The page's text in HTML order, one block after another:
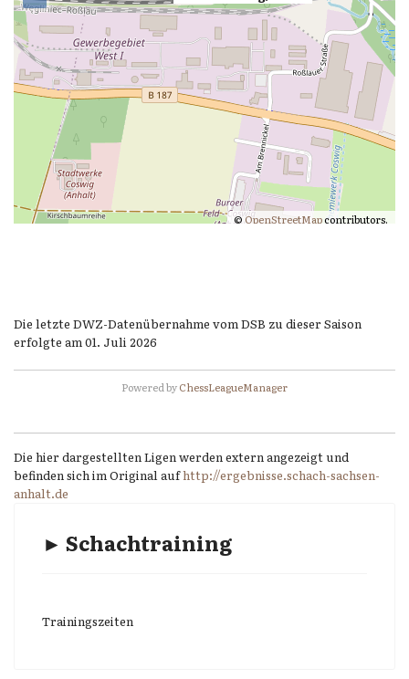
©OpenStreetMapcontributors.
Die letzte DWZ-Datenübernahme vom DSB zu dieser Saison
erfolgte am 01. Juli 2026
Powered byChessLeagueManager
Die hier dargestellten Ligen werden extern angezeigt und
befinden sich im Original aufhttp://ergebnisse.schach-sachsen-
anhalt.de
► Schachtraining
Trainingszeiten